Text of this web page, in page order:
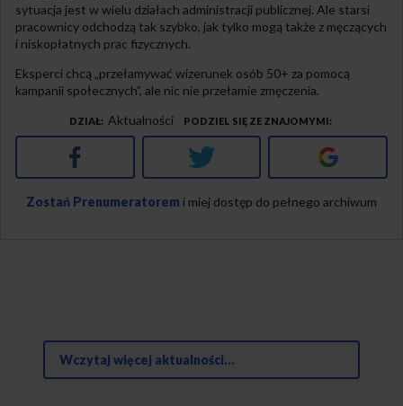
sytuacja jest w wielu działach administracji publicznej. Ale starsi
pracownicy odchodzą tak szybko, jak tylko mogą także z męczących
i niskopłatnych prac fizycznych.
Eksperci chcą „przełamywać wizerunek osób 50+ za pomocą
kampanii społecznych”, ale nic nie przełamie zmęczenia.
DZIAŁ Aktualności PODZIEL SIĘ ZE ZNAJOMYMI
Facebook Twitter Google+
Zostań Prenumeratorem i miej dostęp do pełnego archiwum
Wczytaj więcej aktualności...